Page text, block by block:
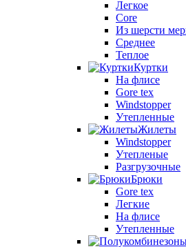
Легкое
Core
Из шерсти
Среднее
Теплое
Куртки
На флисе
Gore tex
Windstopper
Утепленные
Жилеты
Windstopper
Утепленые
Разгрузочные
Брюки
Gore tex
Легкие
На флисе
Утепленные